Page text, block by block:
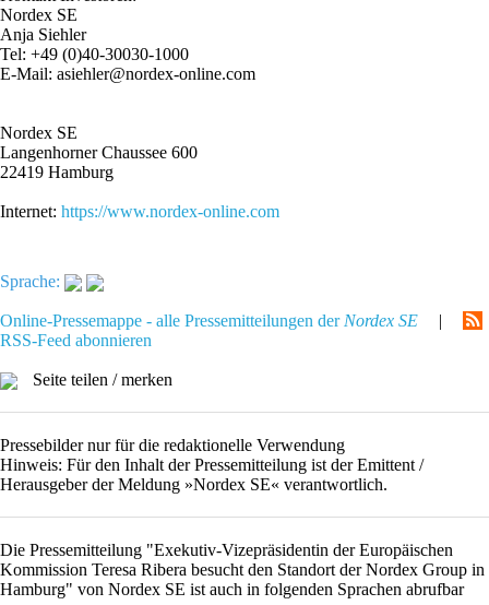
Nordex SE
Anja Siehler
Tel: +49 (0)40-30030-1000
E-Mail: asiehler@nordex-online.com
Nordex SE
Langenhorner Chaussee 600
22419 Hamburg
Internet: https://www.nordex-online.com
Sprache:
Online-Pressemappe - alle Pressemitteilungen der Nordex SE
|
RSS-Feed abonnieren
Seite teilen / merken
Pressebilder nur für die redaktionelle Verwendung
Hinweis: Für den Inhalt der Pressemitteilung ist der Emittent /
Herausgeber der Meldung »Nordex SE« verantwortlich.
Die Pressemitteilung "Exekutiv-Vizepräsidentin der Europäischen
Kommission Teresa Ribera besucht den Standort der Nordex Group in
Hamburg" von Nordex SE ist auch in folgenden Sprachen abrufbar